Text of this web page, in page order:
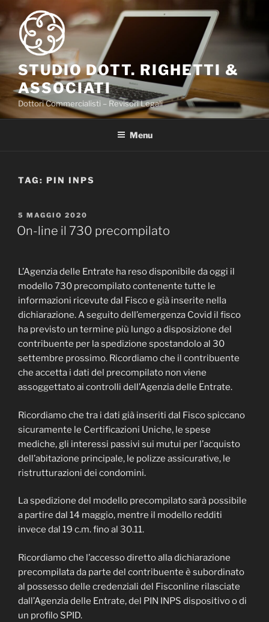
Salta
contenuto
STUDIO DOTT. RIGHETTI &
ASSOCIATI
Dottori Commercialisti – Revisori Legali
Menu
TAG: PIN INPS
PUBBLICATO
IL
5 MAGGIO 2020
On-line il 730 precompilato
L’Agenzia delle Entrate ha reso disponibile da oggi il
modello 730 precompilato contenente tutte le
informazioni ricevute dal Fisco e già inserite nella
dichiarazione. A seguito dell’emergenza Covid il fisco
ha previsto un termine più lungo a disposizione del
contribuente per la spedizione spostandolo al 30
settembre prossimo. Ricordiamo che il contribuente
che accetta i dati del precompilato non viene
assoggettato ai controlli dell’Agenzia delle Entrate.
Ricordiamo che tra i dati già inseriti dal Fisco spiccano
sicuramente le Certificazioni Uniche, le spese
mediche, gli interessi passivi sui mutui per l’acquisto
dell’abitazione principale, le polizze assicurative, le
ristrutturazioni dei condomini.
La spedizione del modello precompilato sarà possibile
a partire dal 14 maggio, mentre il modello redditi
invece dal 19 c.m. fino al 30.11.
Ricordiamo che l’accesso diretto alla dichiarazione
precompilata da parte del contribuente è subordinato
al possesso delle credenziali del Fisconline rilasciate
dall’Agenzia delle Entrate, del PIN INPS dispositivo o di
un profilo SPID.